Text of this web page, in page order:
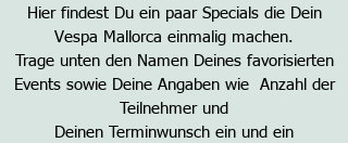
Hier findest Du ein paar Specials die Dein
Vespa Mallorca einmalig machen.
Trage unten den Namen Deines favorisierten
Events sowie Deine Angaben wie Anzahl der
Teilnehmer und
Deinen Terminwunsch ein und ein